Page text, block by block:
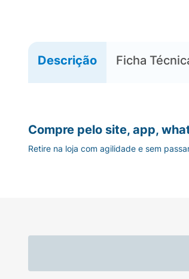
Descrição Ficha
Compre pelo site, app,
Retire na loja com agilidade e sem